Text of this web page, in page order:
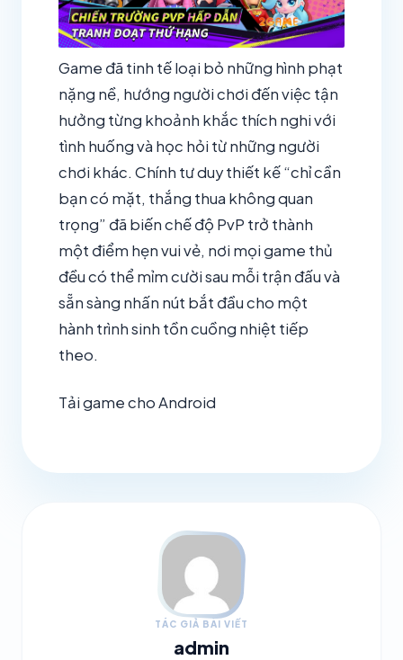
Game đã tinh tế loại bỏ những hình phạt
nặng nề, hướng người chơi đến việc tận
hưởng từng khoảnh khắc thích nghi với
tình huống và học hỏi từ những người
chơi khác. Chính tư duy thiết kế “chỉ cần
bạn có mặt, thắng thua không quan
trọng” đã biến chế độ PvP trở thành
một điểm hẹn vui vẻ, nơi mọi game thủ
đều có thể mỉm cười sau mỗi trận đấu và
sẵn sàng nhấn nút bắt đầu cho một
hành trình sinh tồn cuồng nhiệt tiếp
theo.
Tải game cho Android
TÁC GIẢ BÀI VIẾT
admin